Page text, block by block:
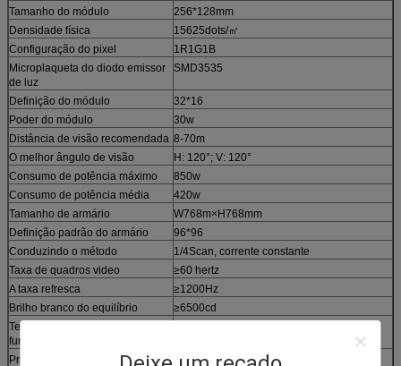
Tamanho do módulo
256*128mm
Densidade física
15625dots/㎡
Configuração do pixel
1R1G1B
Microplaqueta do diodo emissor
de luz
SMD3535
Definição do módulo
32*16
Poder do módulo
30w
Distância de visão recomendada 8-70m
O melhor ângulo de visão
H: 120°; V: 120°
Consumo de potência máximo
850w
Consumo de potência média
420w
Tamanho de armário
W768m×H768mm
Definição padrão do armário
96*96
Conduzindo o método
1/4Scan, corrente constante
Taxa de quadros video
≥60 hertz
A taxa refresca
≥1200Hz
Brilho branco do equilíbrio
≥6500cd
Temperatura de
funcionamento/umidade
Proteção do ingresso Parte dianteira: IP 67; Parte traseira: IP65